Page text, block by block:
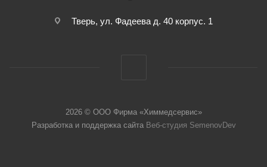
Тверь, ул. Фадеева д. 40 корпус. 1
2026 © ООО Фирма «Химмедсервис»
Разработка и поддержка сайта Веб-студия SemenovDev